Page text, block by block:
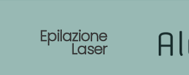
Epilazione
Laser